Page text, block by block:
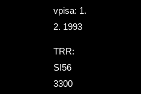
vpisa: 1.
2. 1993
TRR:
SI56
3300